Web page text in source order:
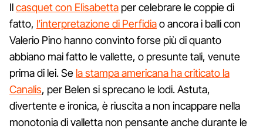
Ilcasquet con Elisabetta per celebrare le coppie di
fatto, l’interpretazione di Perfidiao ancora i balli con
Valerio Pino hanno convinto forse più di quanto
abbiano mai fatto le vallette, o presunte tali, venute
prima di lei. Se la stampa americana ha criticato la
Canalis, per Belen si sprecano le lodi. Astuta,
divertente e ironica, è riuscita a non incappare nella
monotonia di valletta non pensante anche durante le